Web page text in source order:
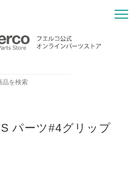
パーツ#4グリップ